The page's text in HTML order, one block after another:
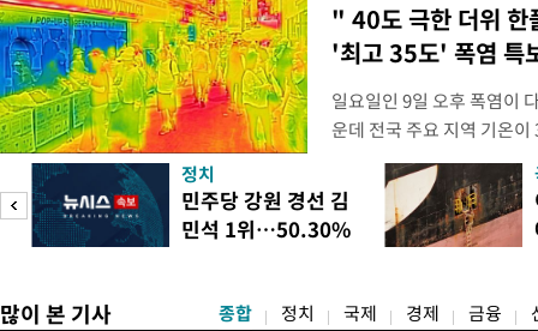
" 40도 극한 더위 한
'최고 35도' 폭염 특
일요일인 9일 오후 폭염이
운데 전국 주요 지역 기온
더위가 꺾인 분위기다. 기
도(오산, 안성, 용인남부,
화순, 보성, 광양, 강진, 영
면 제외), 곡성북부, 곡성남
정치
민주당 강원 경선 김
민석 1위…50.30%
많이 본 기사 종합 정치 국제 경제 금융